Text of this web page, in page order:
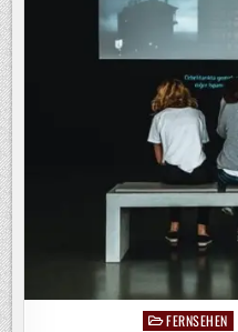
PostedFERNSEHEN